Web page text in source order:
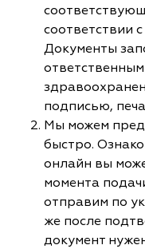
соответствии
Документы
подписью,
Мы можем
быстро.
онлайн вы
момента
отправим по
же после
документ